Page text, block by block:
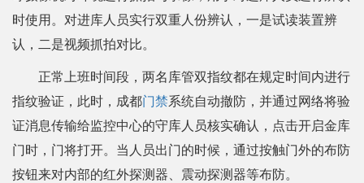
时使用。对进库人员实行双重人份辨认，一是试读装置辨
认，二是视频抓拍对比。
正常上班时间段，两名库管双指纹都在规定时间内进行
指纹验证，此时，成都门禁系统自动撤防，并通过网络将验
证消息传输给监控中心的守库人员核实确认，点击开启金库
门时，门将打开。当人员出门的时候，通过按触门外的布防
按钮来对内部的红外探测器、震动探测器等布防。